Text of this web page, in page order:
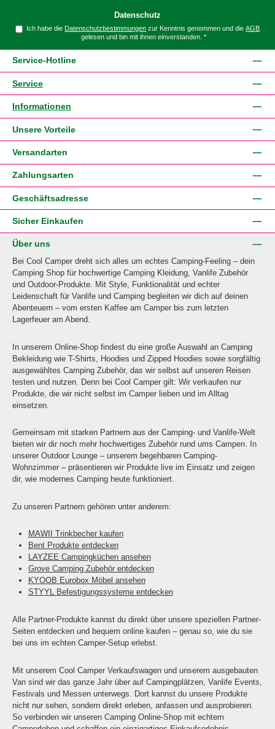
Datenschutz
Ich habe dieDatenschutzbestimmungen zur Kenntnis genommen und dieAGB
gelesen und bin mit ihnen einverstanden. *
Service-Hotline
Service
Informationen
Unsere Vorteile
Versandarten
Zahlungsarten
Geschäftsadresse
Sicher Einkaufen
Über uns
Bei Cool Camper dreht sich alles um echtes Camping-Feeling – dein
Camping Shop für hochwertige Camping Kleidung, Vanlife Zubehör
und Outdoor-Produkte. Mit Style, Funktionalität und echter
Leidenschaft für Vanlife und Camping begleiten wir dich auf deinen
Abenteuern – vom ersten Kaffee am Camper bis zum letzten
Lagerfeuer am Abend.
In unserem Online-Shop findest du eine große Auswahl an Camping
Bekleidung wie T-Shirts, Hoodies und Zipped Hoodies sowie sorgfältig
ausgewähltes Camping Zubehör, das wir selbst auf unseren Reisen
testen und nutzen. Denn bei Cool Camper gilt: Wir verkaufen nur
Produkte, die wir nicht selbst im Camper lieben und im Alltag
einsetzen.
Gemeinsam mit starken Partnern aus der Camping- und Vanlife-Welt
bieten wir dir noch mehr hochwertiges Zubehör rund ums Campen. In
unserer Outdoor Lounge – unserem begehbaren Camping-
Wohnzimmer – präsentieren wir Produkte live im Einsatz und zeigen
dir, wie modernes Camping heute funktioniert.
Zu unseren Partnern gehören unter anderem:
MAWII Trinkbecher kaufen
Bent Produkte entdecken
LAYZEE Campingküchen ansehen
Grove Camping Zubehör entdecken
KYOOB Eurobox Möbel ansehen
STYYL Befestigungssysteme entdecken
Alle Partner-Produkte kannst du direkt über unsere speziellen Partner-
Seiten entdecken und bequem online kaufen – genau so, wie du sie
bei uns im echten Camper-Setup erlebst.
Mit unserem Cool Camper Verkaufswagen und unserem ausgebauten
Van sind wir das ganze Jahr über auf Campingplätzen, Vanlife Events,
Festivals und Messen unterwegs. Dort kannst du unsere Produkte
nicht nur sehen, sondern direkt erleben, anfassen und ausprobieren.
So verbinden wir unseren Camping Online-Shop mit echtem